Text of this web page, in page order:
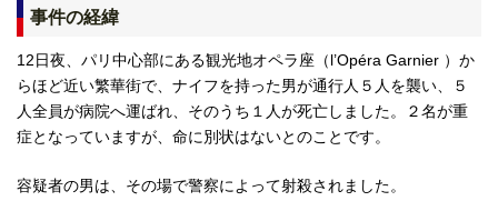
事件の経緯
12日夜、パリ中心部にある観光地オペラ座（l’Opéra Garnier ）か
らほど近い繁華街で、ナイフを持った男が通行人５人を襲い、５
人全員が病院へ運ばれ、そのうち１人が死亡しました。２名が重
症となっていますが、命に別状はないとのことです。
容疑者の男は、その場で警察によって射殺されました。